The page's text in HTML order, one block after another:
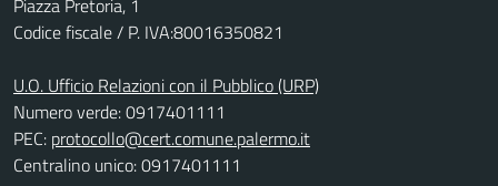
Piazza Pretoria, 1
Codice fiscale / P. IVA:80016350821
U.O. Ufficio Relazioni con il Pubblico (URP)
Numero verde: 0917401111
PEC: protocollo@cert.comune.palermo.it
Centralino unico: 0917401111